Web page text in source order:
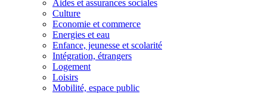
Aides et assurances sociales
Culture
Economie et commerce
Energies et eau
Enfance, jeunesse et scolarité
Intégration, étrangers
Logement
Loisirs
Mobilité, espace public